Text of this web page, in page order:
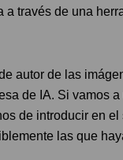
través de una
autor de las
de IA. Si vamos
de introducir en
las que